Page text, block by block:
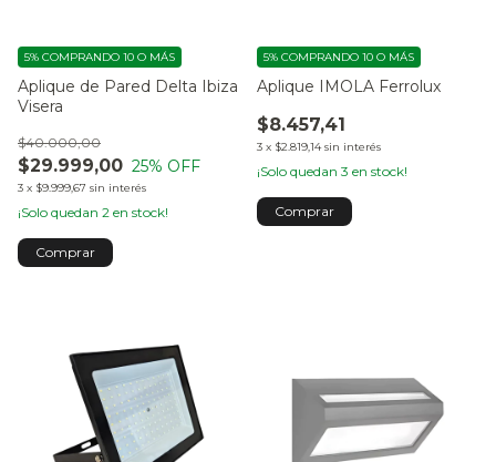
Aplique de Pared Delta Ibiza
Visera
$29.999,00
$40.000,00
25% OFF
3 x $9.999,67 sin interés
5% COMPRANDO 10 O MÁS
¡Solo quedan 2 en stock!
Aplique IMOLA Ferrolux
$8.457,41
3 x $2.819,14 sin interés
5% COMPRANDO 10 O MÁS
¡Solo quedan 3 en stock!